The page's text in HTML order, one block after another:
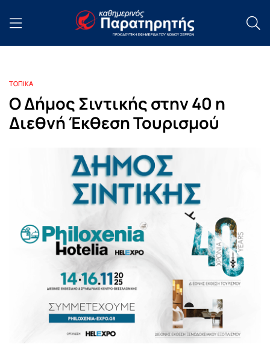
ΤΟΠΙΚΑ
Ο Δήμος Σιντικής στην 40 η
Διεθνή Έκθεση Τουρισμού